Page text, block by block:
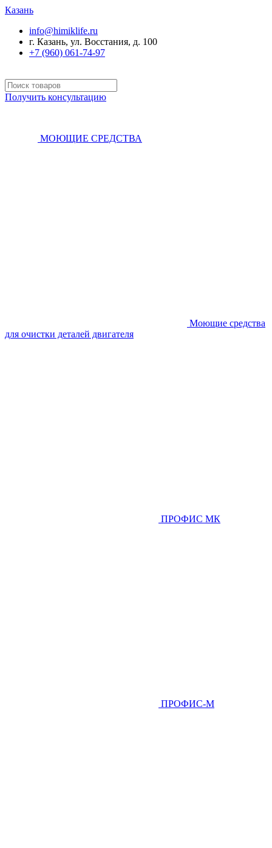
Казань
info@himiklife.ru
г. Казань, ул. Восстания, д. 100
+7 (960) 061-74-97
Получить консультацию
МОЮЩИЕ СРЕДСТВА
Моющие средства
для очистки деталей двигателя
ПРОФИС МК
ПРОФИС-М